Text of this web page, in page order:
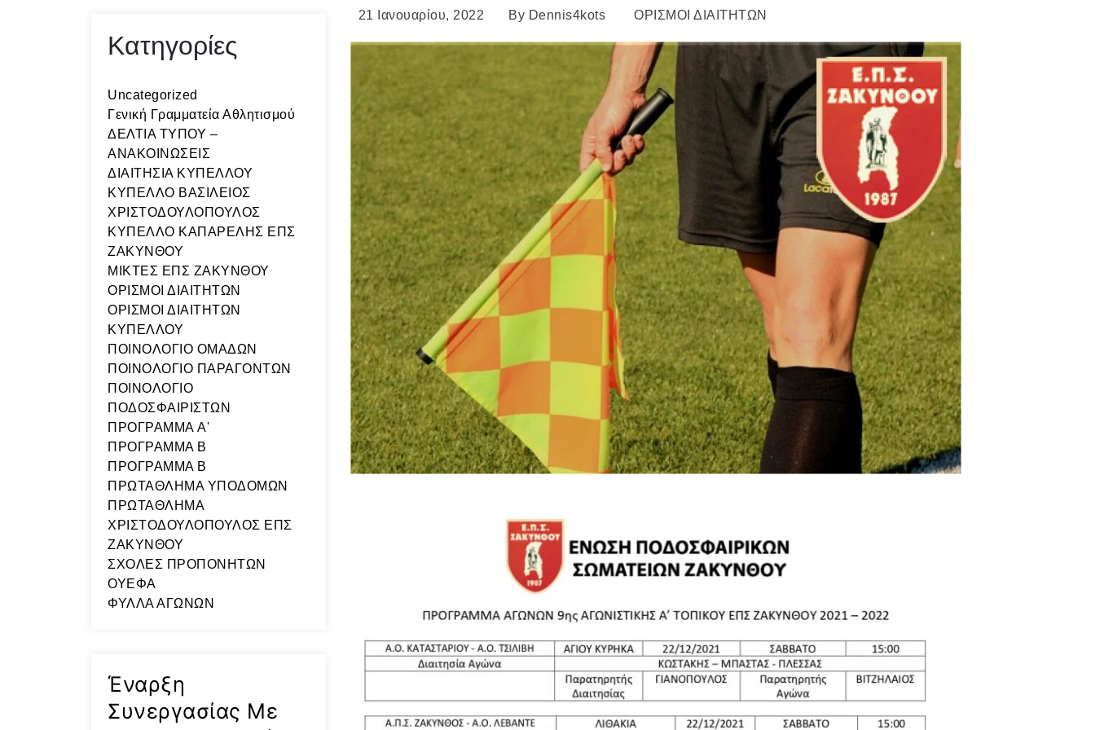
Κατηγορίες
Uncategorized
Γενική Γραμματεία Αθλητισμού
ΔΕΛΤΙΑ ΤΥΠΟΥ –
ΑΝΑΚΟΙΝΩΣΕΙΣ
ΔΙΑΙΤΗΣΙΑ ΚΥΠΕΛΛΟΥ
ΚΥΠΕΛΛΟ ΒΑΣΙΛΕΙΟΣ
ΧΡΙΣΤΟΔΟΥΛΟΠΟΥΛΟΣ
ΚΥΠΕΛΛΟ ΚΑΠΑΡΕΛΗΣ ΕΠΣ
ΖΑΚΥΝΘΟΥ
ΜΙΚΤΕΣ ΕΠΣ ΖΑΚΥΝΘΟΥ
ΟΡΙΣΜΟΙ ΔΙΑΙΤΗΤΩΝ
ΟΡΙΣΜΟΙ ΔΙΑΙΤΗΤΩΝ
ΚΥΠΕΛΛΟΥ
ΠΟΙΝΟΛΟΓΙΟ ΟΜΑΔΩΝ
ΠΟΙΝΟΛΟΓΙΟ ΠΑΡΑΓΟΝΤΩΝ
ΠΟΙΝΟΛΟΓΙΟ
ΠΟΔΟΣΦΑΙΡΙΣΤΩΝ
ΠΡΟΓΡΑΜΜΑ A'
ΠΡΟΓΡΑΜΜΑ Β
ΠΡΟΓΡΑΜΜΑ Β
ΠΡΩΤΑΘΛΗΜΑ ΥΠΟΔΟΜΩΝ
ΠΡΩΤΑΘΛΗΜΑ
ΧΡΙΣΤΟΔΟΥΛΟΠΟΥΛΟΣ ΕΠΣ
ΖΑΚΥΝΘΟΥ
ΣΧΟΛΕΣ ΠΡΟΠΟΝΗΤΩΝ
ΟΥΕΦΑ
ΦΥΛΛΑ ΑΓΩΝΩΝ
Έναρξη
Συνεργασίας Με
21 Ιανουαρίου, 2022 By Dennis4kots ΟΡΙΣΜΟΙ ΔΙΑΙΤΗΤΩΝ